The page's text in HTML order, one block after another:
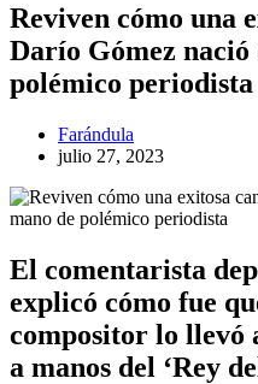
Reviven cómo una
Darío Gómez nació
polémico periodista
Farándula
julio 27, 2023
El comentarista
explicó cómo fue
compositor lo llevó
a manos del ‘Rey